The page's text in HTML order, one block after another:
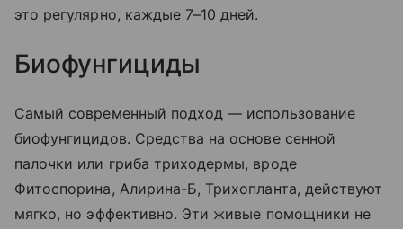
это регулярно, каждые 7–10 дней.
Биофунгициды
Самый современный подход — использование
биофунгицидов. Средства на основе сенной
палочки или гриба триходермы, вроде
Фитоспорина, Алирина-Б, Трихопланта, действуют
мягко, но эффективно. Эти живые помощники не